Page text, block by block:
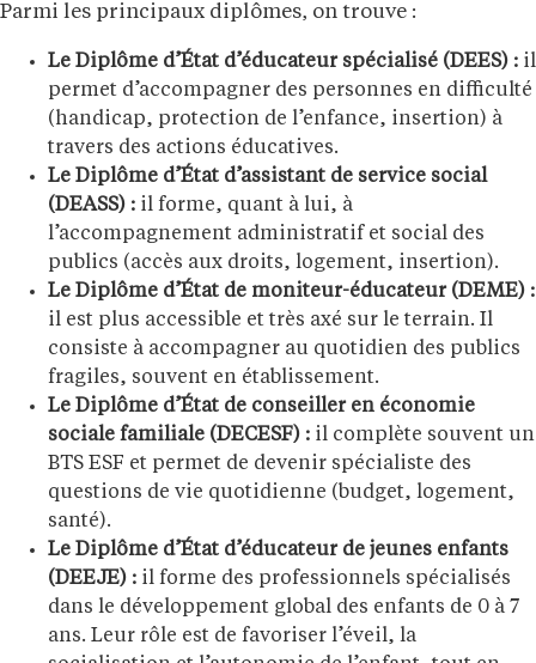
Parmi les principaux diplômes, on trouve :
Le Diplôme d’État d’éducateur spécialisé (DEES) : il
permet d’accompagner des personnes en difficulté
(handicap, protection de l’enfance, insertion) à
travers des actions éducatives.
Le Diplôme d’État d’assistant de service social
(DEASS) : il forme, quant à lui, à
l’accompagnement administratif et social des
publics (accès aux droits, logement, insertion).
Le Diplôme d’État de moniteur-éducateur (DEME) :
il est plus accessible et très axé sur le terrain. Il
consiste à accompagner au quotidien des publics
fragiles, souvent en établissement.
Le Diplôme d’État de conseiller en économie
sociale familiale (DECESF) : il complète souvent un
BTS ESF et permet de devenir spécialiste des
questions de vie quotidienne (budget, logement,
santé).
Le Diplôme d’État d’éducateur de jeunes enfants
(DEEJE) : il forme des professionnels spécialisés
dans le développement global des enfants de 0 à 7
ans. Leur rôle est de favoriser l’éveil, la